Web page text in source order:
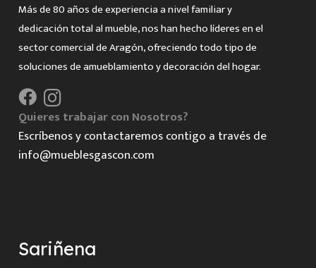
Más de 80 años de experiencia a nivel familiar y
dedicación total al mueble, nos han hecho líderes en el
sector comercial de Aragón, ofreciendo todo tipo de
soluciones de amueblamiento y decoración del hogar.
Quieres trabajar con Nosotros?
Escríbenos y contactaremos contigo a través de
info@mueblesgascon.com
Sariñena